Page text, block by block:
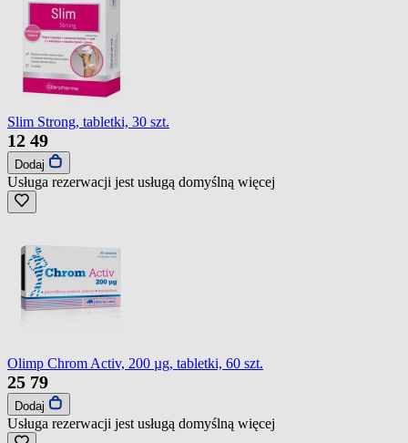
Slim Strong, tabletki, 30 szt.
12 49
Dodaj
Usługa rezerwacji jest usługą domyślną więcej
Olimp Chrom Activ, 200 µg, tabletki, 60 szt.
25 79
Dodaj
Usługa rezerwacji jest usługą domyślną więcej